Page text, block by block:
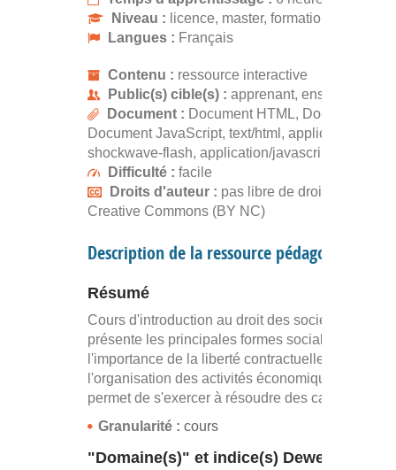
Niveau : licence, master, formation continue
Langues : Français
Contenu : ressource interactive
Public(s) cible(s) : apprenant, enseignant
Document : Document HTML, Document
Document JavaScript, text/html, application/x-
shockwave-flash, application/javascript
Difficulté : facile
Droits d'auteur : pas libre de droits, gratuit
Creative Commons (BY NC)
Description de la ressource pédagogique
Résumé
Cours d'introduction au droit des sociétés qui
présente les principales formes sociales et
l'importance de la liberté contractuelle dans
l'organisation des activités économiques. De
permet de s'exercer à résoudre des cas
Granularité : cours
"Domaine(s)" et indice(s) Dewey